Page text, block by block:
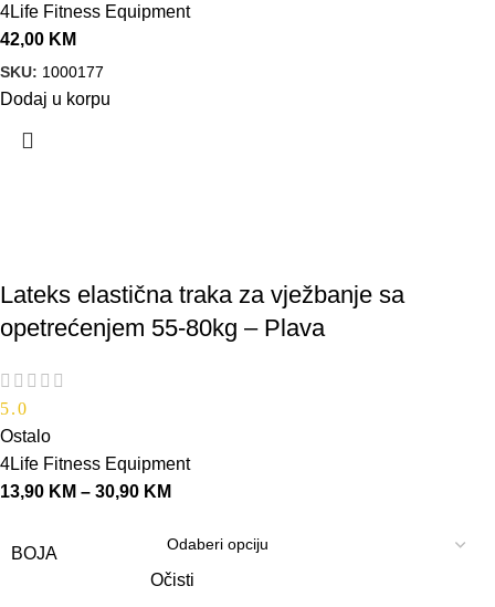
4Life Fitness Equipment
42,00 KM
SKU: 1000177
Dodaj u korpu
Lateks elastična traka za vježbanje sa
opetrećenjem 55-80kg – Plava
5.0
Ostalo
4Life Fitness Equipment
13,90 KM – 30,90 KM
BOJA
Očisti